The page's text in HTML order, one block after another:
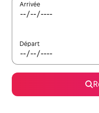
Arrivée
Départ